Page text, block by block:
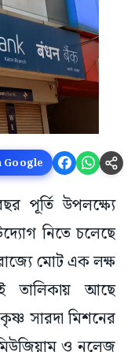
Google
পূর্তি উপলক্ষ্যে
নিতে চলেছে
মোট এক লক্ষ
তালিকা‌য় আছে
সারদা মিশনের